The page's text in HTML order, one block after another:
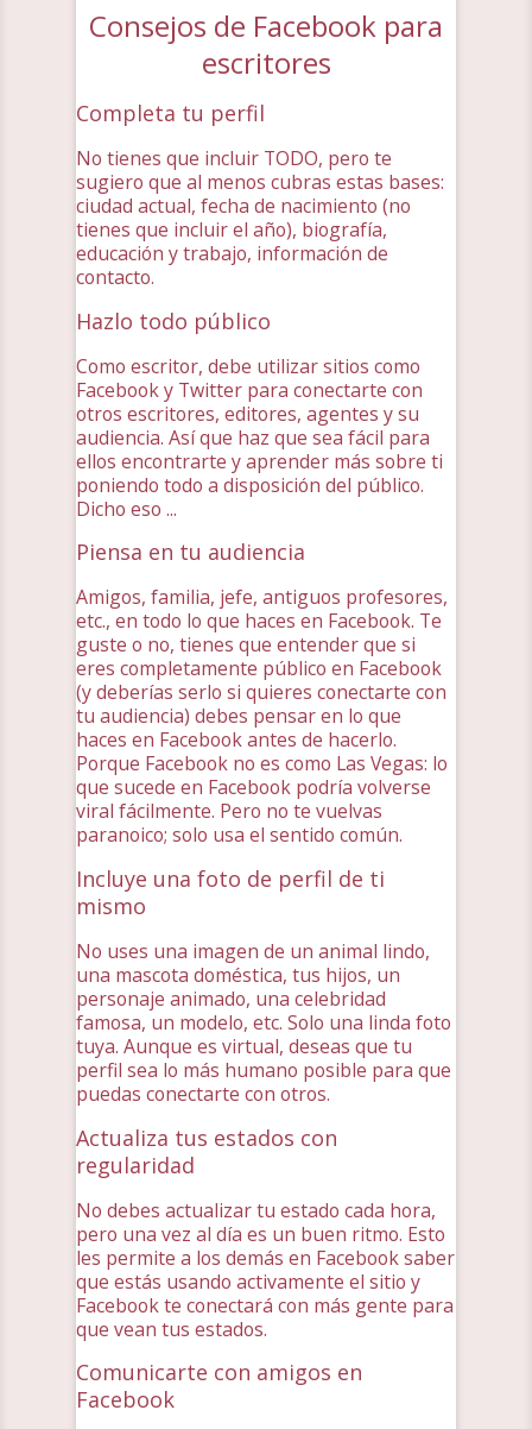
Consejos de Facebook para
escritores
Completa tu perfil
No tienes que incluir TODO, pero te
sugiero que al menos cubras estas bases:
ciudad actual, fecha de nacimiento (no
tienes que incluir el año), biografía,
educación y trabajo, información de
contacto.
Hazlo todo público
Como escritor, debe utilizar sitios como
Facebook y Twitter para conectarte con
otros escritores, editores, agentes y su
audiencia. Así que haz que sea fácil para
ellos encontrarte y aprender más sobre ti
poniendo todo a disposición del público.
Dicho eso ...
Piensa en tu audiencia
Amigos, familia, jefe, antiguos profesores,
etc., en todo lo que haces en Facebook. Te
guste o no, tienes que entender que si
eres completamente público en Facebook
(y deberías serlo si quieres conectarte con
tu audiencia) debes pensar en lo que
haces en Facebook antes de hacerlo.
Porque Facebook no es como Las Vegas: lo
que sucede en Facebook podría volverse
viral fácilmente. Pero no te vuelvas
paranoico; solo usa el sentido común.
Incluye una foto de perfil de ti
mismo
No uses una imagen de un animal lindo,
una mascota doméstica, tus hijos, un
personaje animado, una celebridad
famosa, un modelo, etc. Solo una linda foto
tuya. Aunque es virtual, deseas que tu
perfil sea lo más humano posible para que
puedas conectarte con otros.
Actualiza tus estados con
regularidad
No debes actualizar tu estado cada hora,
pero una vez al día es un buen ritmo. Esto
les permite a los demás en Facebook saber
que estás usando activamente el sitio y
Facebook te conectará con más gente para
que vean tus estados.
Comunicarte con amigos en
Facebook